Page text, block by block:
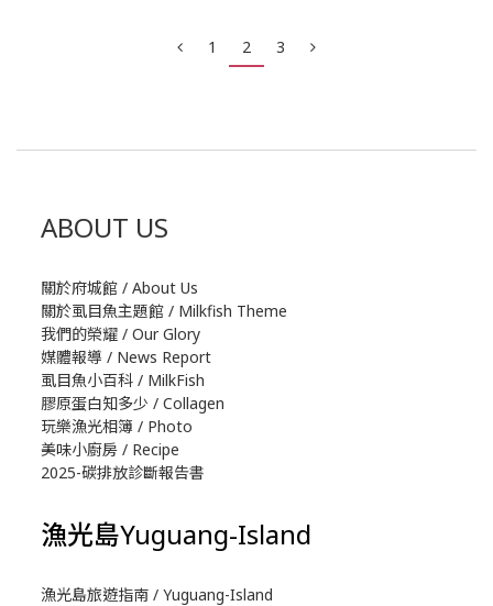
1 2 3
ABOUT US
關於府城館 / About Us
關於虱目魚主題館 / Milkfish Theme
我們的榮耀 / Our Glory
媒體報導 / News Report
虱目魚小百科 / MilkFish
膠原蛋白知多少 / Collagen
玩樂漁光相簿 / Photo
美味小廚房 / Recipe
2025-碳排放診斷報告書
漁光島Yuguang-Island
漁光島旅遊指南 / Yuguang-Island